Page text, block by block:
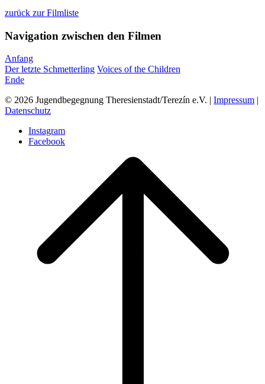
zurück zur Filmliste
Navigation zwischen den Filmen
Anfang
Der letzte Schmetterling Voices of the Children
Ende
© 2026 Jugendbegegnung Theresienstadt/Terezín e.V. | Impressum |
Datenschutz
Instagram
Facebook